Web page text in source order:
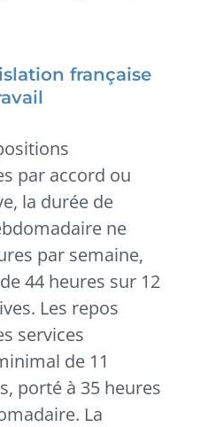
française
par accord ou
la durée de
ne
par semaine,
44 heures sur 12
Les repos
services
de 11
porté à 35 heures
La